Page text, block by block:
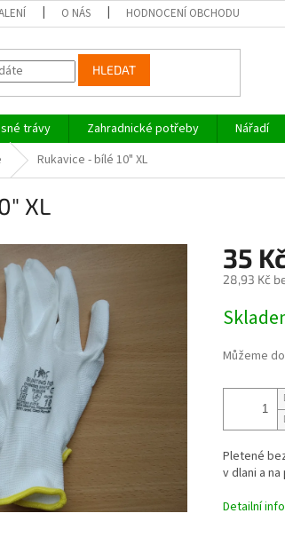
O NÁS HODNOCENÍ OBCHODU
HLEDAT
trávy Zahradnické potřeby Nářadí
Rukavice - bílé 10" XL
XL
35
28,93 Kč
cena:
Můžeme
Pletené
v dlani a
Detailní